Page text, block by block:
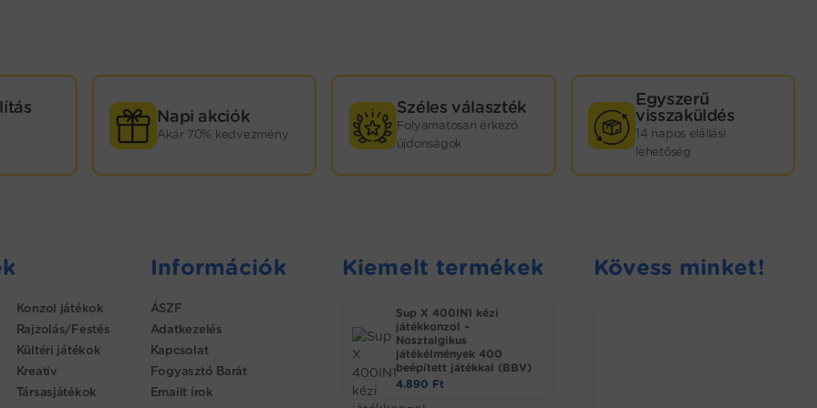
Napi akciók
Akár 70% kedvezmény
Széles választék
Folyamatosan érkező
újdonságok
Egyszerű
visszaküldés
14 napos elállási
lehetőség
Konzol játékok
Rajzolás/Festés
Kültéri játékok
Kreatív
Társasjátékok
Információk
ÁSZF
Adatkezelés
Kapcsolat
Fogyasztó Barát
Emailt írok
Kiemelt termékek
Sup X 400IN1 kézi
játékkonzol –
Nosztalgikus
játékélmények 400
beépített játékkal (BBV)
4.890 Ft
Kövess minket!